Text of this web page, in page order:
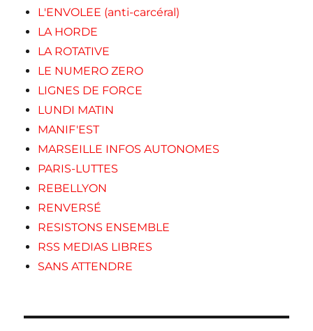
L'ENVOLEE (anti-carcéral)
LA HORDE
LA ROTATIVE
LE NUMERO ZERO
LIGNES DE FORCE
LUNDI MATIN
MANIF'EST
MARSEILLE INFOS AUTONOMES
PARIS-LUTTES
REBELLYON
RENVERSÉ
RESISTONS ENSEMBLE
RSS MEDIAS LIBRES
SANS ATTENDRE